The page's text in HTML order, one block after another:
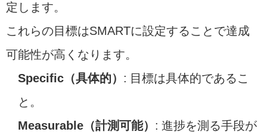
定します。
これらの目標はSMARTに設定することで達成
可能性が高くなります。
Specific（具体的） : 目標は具体的であるこ
と。
Measurable（計測可能） : 進捗を測る手段が